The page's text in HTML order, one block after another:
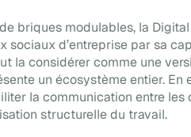
briques modulables, la
sociaux d’entreprise par sa
la considérer comme une
un écosystème entier. En
la communication entre les
structurelle du travail.